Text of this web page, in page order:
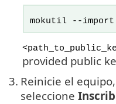
mokutil --import
provided public
3. Reinicie el equipo,
seleccione